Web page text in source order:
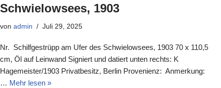
Schwielowsees, 1903
von admin Juli 29, 2025
Nr. Schilfgestrüpp am Ufer des Schwielowsees, 1903 70 x 110,5
cm, Öl auf Leinwand Signiert und datiert unten rechts: K
Hagemeister/1903 Privatbesitz, Berlin Provenienz: Anmerkung:
… Mehr lesen »